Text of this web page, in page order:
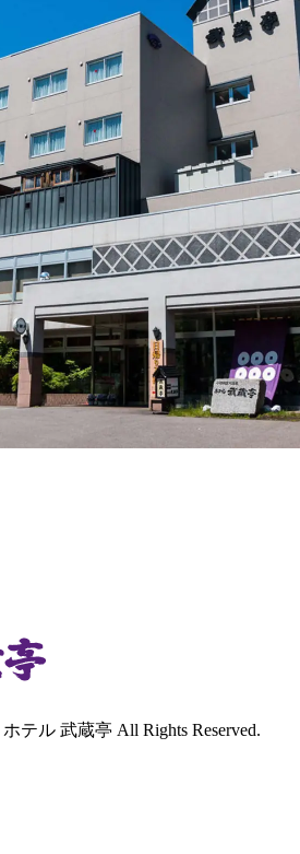
テル 武蔵亭 All Rights Reserved.